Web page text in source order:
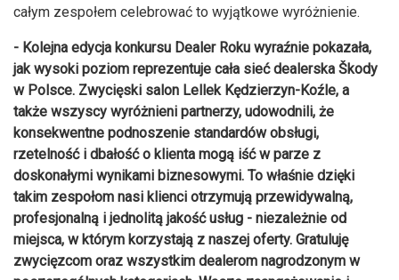
całym zespołem celebrować to wyjątkowe wyróżnienie.
- Kolejna edycja konkursu Dealer Roku wyraźnie pokazała,
jak wysoki poziom reprezentuje cała sieć dealerska Škody
w Polsce. Zwycięski salon Lellek Kędzierzyn-Koźle, a
także wszyscy wyróżnieni partnerzy, udowodnili, że
konsekwentne podnoszenie standardów obsługi,
rzetelność i dbałość o klienta mogą iść w parze z
doskonałymi wynikami biznesowymi. To właśnie dzięki
takim zespołom nasi klienci otrzymują przewidywalną,
profesjonalną i jednolitą jakość usług - niezależnie od
miejsca, w którym korzystają z naszej oferty. Gratuluję
zwycięzcom oraz wszystkim dealerom nagrodzonym w